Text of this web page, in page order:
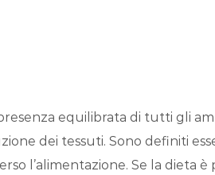
equilibrata di tutti gli
dei tessuti. Sono definiti
l’alimentazione. Se la dieta